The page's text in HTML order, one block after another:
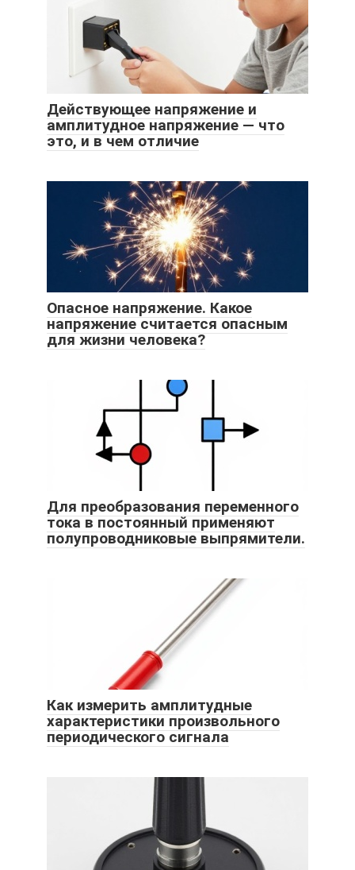
Действующее напряжение и
амплитудное напряжение — что
это, и в чем отличие
Опасное напряжение. Какое
напряжение считается опасным
для жизни человека?
Для преобразования переменного
тока в постоянный применяют
полупроводниковые выпрямители.
Как измерить амплитудные
характеристики произвольного
периодического сигнала